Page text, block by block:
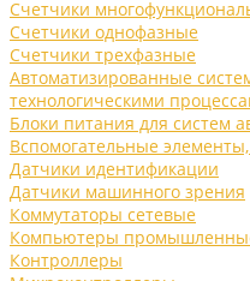
Счетчики
Счетчики однофазные
Счетчики трехфазные
Автоматизированные
технологическими
Блоки питания для систем
Вспомогательные
Датчики идентификации
Датчики машинного зрения
Коммутаторы сетевые
Компьютеры
Контроллеры